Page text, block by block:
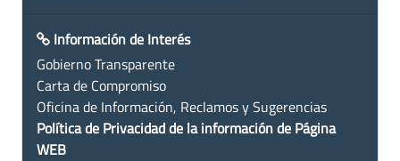
Información de Interés
Gobierno Transparente
Carta de Compromiso
Oficina de Información, Reclamos y Sugerencias
Política de Privacidad de la información de Página
WEB